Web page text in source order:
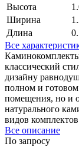
Высота
Ширина
Длина
Все
классический
дизайну
полном и
помещения, но и
натурального
видов
Все описание
По запросу